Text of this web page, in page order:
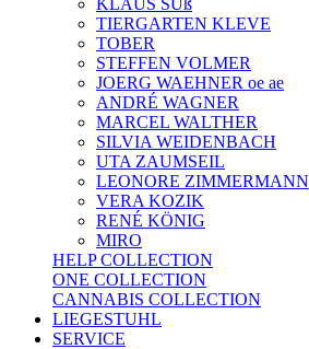
KLAUS SÜß
TIERGARTEN KLEVE
TOBER
STEFFEN VOLMER
JOERG WAEHNER oe ae
ANDRÉ WAGNER
MARCEL WALTHER
SILVIA WEIDENBACH
UTA ZAUMSEIL
LEONORE ZIMMERMANN
VERA KOZIK
RENÉ KÖNIG
MIRO
HELP COLLECTION
ONE COLLECTION
CANNABIS COLLECTION
LIEGESTUHL
SERVICE